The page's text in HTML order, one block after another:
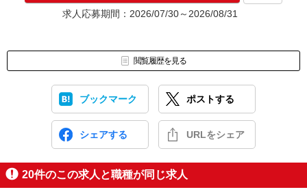
求人応募期間：2026/07/30～2026/08/31
閲覧履歴を見る
ブックマーク ポストする
シェアする URLをシェア
20件のこの求人と職種が同じ求人